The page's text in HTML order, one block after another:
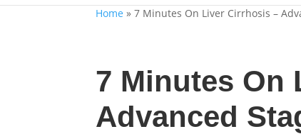
Home »7 Minutes On Liver Cirrhosis –
7 Minutes On
Advanced